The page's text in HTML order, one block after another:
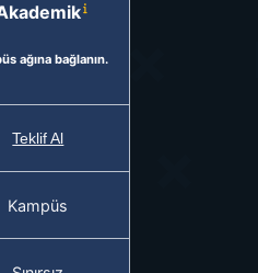
ağına bağlanın.
Teklif Al
Kampüs